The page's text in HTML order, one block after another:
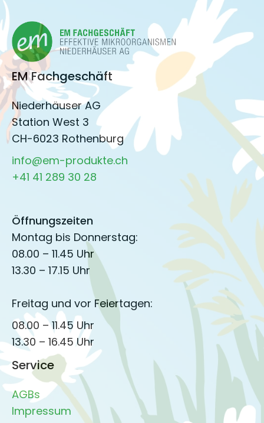
EM Fachgeschäft
Niederhäuser AG
Station West 3
CH-6023 Rothenburg
info@em-produkte.ch
+41 41 289 30 28
Öffnungszeiten
Montag bis Donnerstag:
08.00 – 11.45 Uhr
13.30 – 17.15 Uhr
Freitag und vor Feiertagen:
08.00 – 11.45 Uhr
13.30 – 16.45 Uhr
Service
AGBs
Impressum